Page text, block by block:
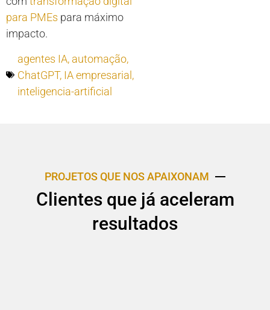
para PMEs para máximo
impacto.
agentes IA, automação,
ChatGPT, IA empresarial ,
inteligencia-artificial
PROJETOS QUE NOS APAIXONAM
Clientes que já aceleram
resultados